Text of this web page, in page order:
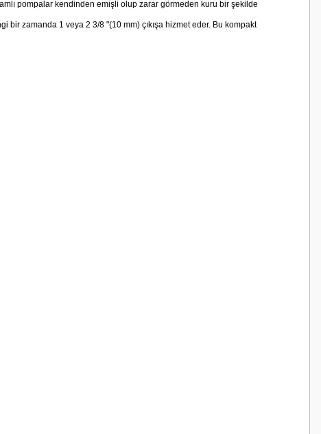
pompalar kendinden emişli olup zarar görmeden kuru bir şekilde
bir zamanda 1 veya 2 3/8 "(10 mm) çıkışa hizmet eder. Bu kompakt